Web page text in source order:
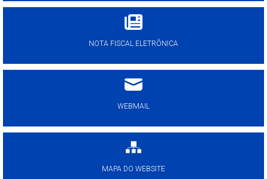
NOTA FISCAL ELETRÔNICA
WEBMAIL
MAPA DO WEBSITE